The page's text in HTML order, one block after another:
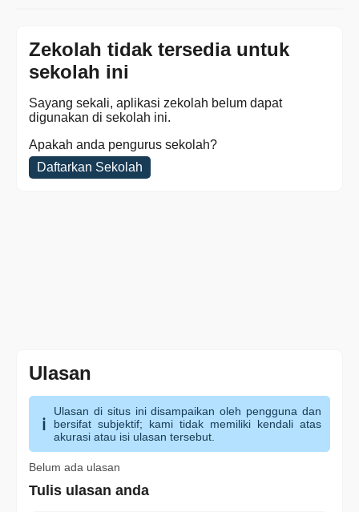
Zekolah tidak tersedia untuk
sekolah ini
Sayang sekali, aplikasi zekolah belum dapat
digunakan di sekolah ini.
Apakah anda pengurus sekolah?
Daftarkan Sekolah
Ulasan
Ulasan di situs ini disampaikan oleh pengguna dan
bersifat subjektif; kami tidak memiliki kendali atas
akurasi atau isi ulasan tersebut.
Belum ada ulasan
Tulis ulasan anda